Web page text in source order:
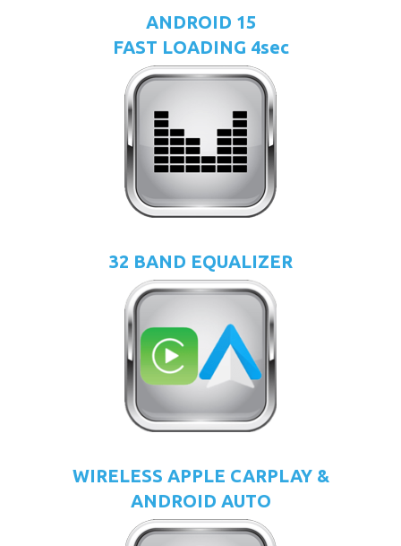
ANDROID 15
FAST LOADING 4sec
32 BAND EQUALIZER
WIRELESS APPLE CARPLAY &
ANDROID AUTO